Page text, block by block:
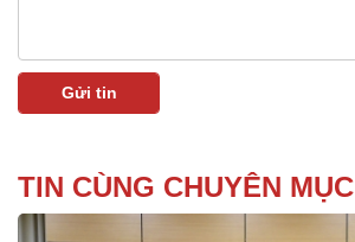
TIN CÙNG CHUYÊN MỤC